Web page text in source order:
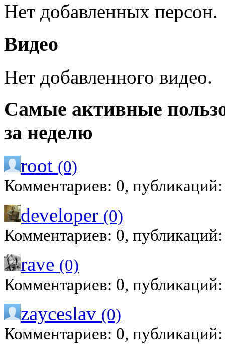
Нет добавленных персон.
Видео
Нет добавленного видео.
Самые активные
за неделю
root (0)
Комментариев: 0,
developer (0)
Комментариев: 0,
rave (0)
Комментариев: 0,
zayceslav (0)
Комментариев: 0,